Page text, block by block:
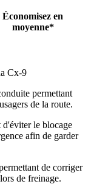
Économisez en
moyenne*
Cx-9
permettant
de la route.
le blocage
afin de garder
de corriger
de freinage.